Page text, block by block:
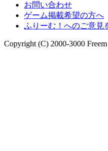
お問い合わせ
ゲーム掲載希望の方へ
ふりーむ！へのご意見
Copyright (C) 2000-3000